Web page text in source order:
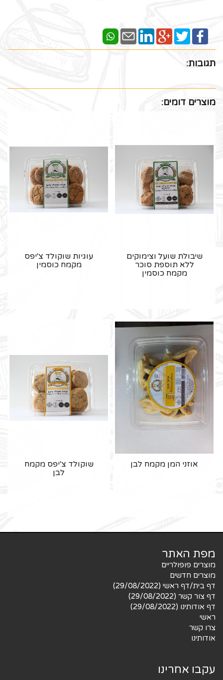
תגובות:
מוצרים דומים:
שיבולת שועל וצימוקים
ללא תוספת סוכר
מקמח כוסמין
עוגיות שוקולד צ'יפס
מקמח כוסמין
אוזני המן מקמח לבן
שוקולד צ'יפס מקמח
לבן
מפת האתר
מוצרים פופולריים
מוצרים חדשים
דף בית/דף ראשי (29/08/2022)
דף צור קשר (29/08/2022)
דף אודותינו (29/08/2022)
ראשי
צרו קשר
אודותינו
עקבו אחרינו